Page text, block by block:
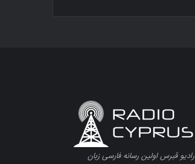
رادیو قبرس اولین رسانه فارسی زبان